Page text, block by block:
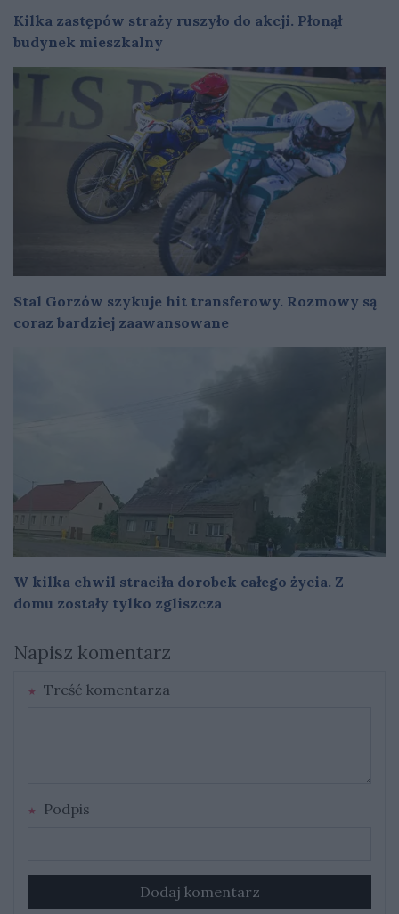
Kilka zastępów straży ruszyło do akcji. Płonął
budynek mieszkalny
Stal Gorzów szykuje hit transferowy. Rozmowy są
coraz bardziej zaawansowane
W kilka chwil straciła dorobek całego życia. Z
domu zostały tylko zgliszcza
Napisz komentarz
Treść komentarza
Podpis
Dodaj komentarz